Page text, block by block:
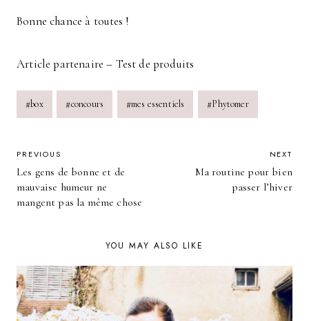
Bonne chance à toutes !
Article partenaire – Test de produits
Post
Tags:
#box #concours #mes essentiels #Phytomer
POST
NAVIGATION
PREVIOUS
Les gens de bonne et de
mauvaise humeur ne
mangent pas la même chose
NEXT
Ma routine pour bien
passer l’hiver
YOU MAY ALSO LIKE